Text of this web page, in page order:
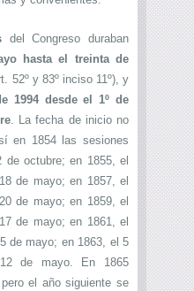
del Congreso duraban
hasta el treinta de
52º y 83º inciso 11º), y
1994 desde el 1º de
. La fecha de inicio no
en 1854 las sesiones
de octubre; en 1855, el
de mayo; en 1857, el
de mayo; en 1859, el
de mayo; en 1861, el
de mayo; en 1863, el 5
de mayo. En 1865
el año siguiente se